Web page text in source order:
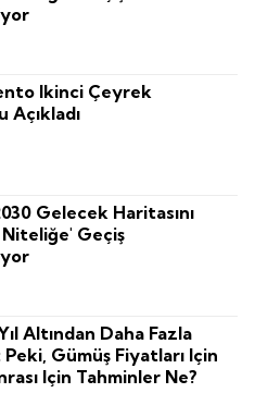
Ikinci Çeyrek
Açıkladı
Gelecek Haritasını
Geçiş
Altından Daha Fazla
Peki, Gümüş Fiyatları Için
Için Tahminler Ne?